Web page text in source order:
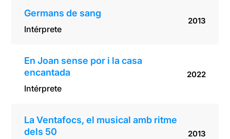
Germans de sang
Intérprete
2013
En Joan sense por i la casa
encantada
Intérprete
2022
La Ventafocs, el musical amb ritme
dels 50
2013